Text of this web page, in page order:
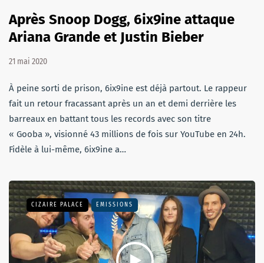
Après Snoop Dogg, 6ix9ine attaque
Ariana Grande et Justin Bieber
21 mai 2020
À peine sorti de prison, 6ix9ine est déjà partout. Le rappeur
fait un retour fracassant après un an et demi derrière les
barreaux en battant tous les records avec son titre
« Gooba », visionné 43 millions de fois sur YouTube en 24h.
Fidèle à lui-même, 6ix9ine a…
CIZAIRE PALACE EMISSIONS